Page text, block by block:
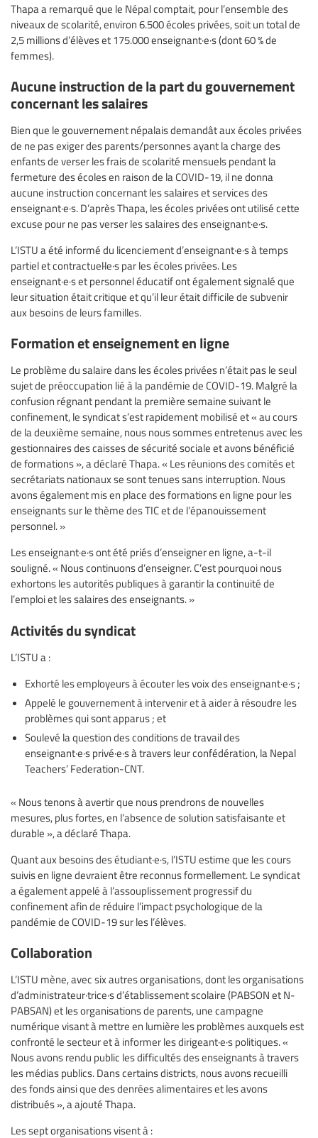
Thapa a remarqué que le Népal comptait, pour l’ensemble des
niveaux de scolarité, environ 6.500 écoles privées, soit un total de
2,5 millions d’élèves et 175.000 enseignant·e·s (dont 60 % de
femmes).
Aucune instruction de la part du gouvernement
concernant les salaires
Bien que le gouvernement népalais demandât aux écoles privées
de ne pas exiger des parents/personnes ayant la charge des
enfants de verser les frais de scolarité mensuels pendant la
fermeture des écoles en raison de la COVID-19, il ne donna
aucune instruction concernant les salaires et services des
enseignant·e·s. D’après Thapa, les écoles privées ont utilisé cette
excuse pour ne pas verser les salaires des enseignant·e·s.
L’ISTU a été informé du licenciement d’enseignant·e·s à temps
partiel et contractuel·le·s par les écoles privées. Les
enseignant·e·s et personnel éducatif ont également signalé que
leur situation était critique et qu’il leur était difficile de subvenir
aux besoins de leurs familles.
Formation et enseignement en ligne
Le problème du salaire dans les écoles privées n’était pas le seul
sujet de préoccupation lié à la pandémie de COVID-19. Malgré la
confusion régnant pendant la première semaine suivant le
confinement, le syndicat s’est rapidement mobilisé et « au cours
de la deuxième semaine, nous nous sommes entretenus avec les
gestionnaires des caisses de sécurité sociale et avons bénéficié
de formations », a déclaré Thapa. « Les réunions des comités et
secrétariats nationaux se sont tenues sans interruption. Nous
avons également mis en place des formations en ligne pour les
enseignants sur le thème des TIC et de l’épanouissement
personnel. »
Les enseignant·e·s ont été priés d’enseigner en ligne, a-t-il
souligné. « Nous continuons d’enseigner. C’est pourquoi nous
exhortons les autorités publiques à garantir la continuité de
l’emploi et les salaires des enseignants. »
Activités du syndicat
L’ISTU a :
Exhorté les employeurs à écouter les voix des enseignant·e·s ;
Appelé le gouvernement à intervenir et à aider à résoudre les
problèmes qui sont apparus ; et
Soulevé la question des conditions de travail des
enseignant·e·s privé·e·s à travers leur confédération, la Nepal
Teachers’ Federation-CNT.
« Nous tenons à avertir que nous prendrons de nouvelles
mesures, plus fortes, en l’absence de solution satisfaisante et
durable », a déclaré Thapa.
Quant aux besoins des étudiant·e·s, l’ISTU estime que les cours
suivis en ligne devraient être reconnus formellement. Le syndicat
a également appelé à l’assouplissement progressif du
confinement afin de réduire l’impact psychologique de la
pandémie de COVID-19 sur les l’élèves.
Collaboration
L’ISTU mène, avec six autres organisations, dont les organisations
d’administrateur·trice·s d’établissement scolaire (PABSON et N-
PABSAN) et les organisations de parents, une campagne
numérique visant à mettre en lumière les problèmes auxquels est
confronté le secteur et à informer les dirigeant·e·s politiques. «
Nous avons rendu public les difficultés des enseignants à travers
les médias publics. Dans certains districts, nous avons recueilli
des fonds ainsi que des denrées alimentaires et les avons
distribués », a ajouté Thapa.
Les sept organisations visent à :